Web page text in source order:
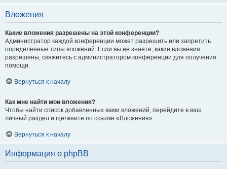
Вложения
Какие вложения разрешены на этой конференции?
Администратор каждой конференции может разрешить или запретить
определённые типы вложений. Если вы не знаете, какие вложения
разрешены, свяжитесь с администратором конференции для получения
помощи.
Вернуться к началу
Как мне найти мои вложения?
Чтобы найти список добавленных вами вложений, перейдите в ваш
личный раздел и щёлкните по ссылке «Вложения».
Вернуться к началу
Информация о phpBB